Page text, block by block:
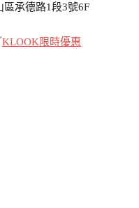
承德路1段3號6F
KLOOK限時優惠